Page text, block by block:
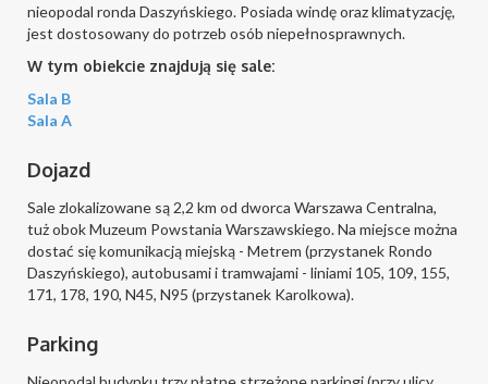
nieopodal ronda Daszyńskiego. Posiada windę oraz klimatyzację,
jest dostosowany do potrzeb osób niepełnosprawnych.
W tym obiekcie znajdują się sale:
Sala B
Sala A
Dojazd
Sale zlokalizowane są 2,2 km od dworca Warszawa Centralna,
tuż obok Muzeum Powstania Warszawskiego. Na miejsce można
dostać się komunikacją miejską - Metrem (przystanek Rondo
Daszyńskiego), autobusami i tramwajami - liniami 105, 109, 155,
171, 178, 190, N45, N95 (przystanek Karolkowa).
Parking